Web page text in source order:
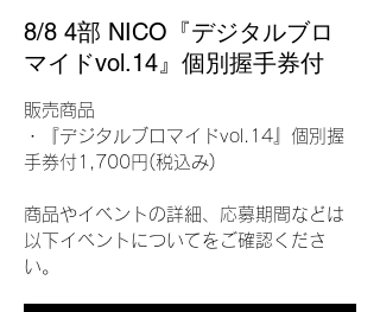
8/8 4部 NICO『デジタルブロ
マイドvol.14』個別握手券付
販売商品
・『デジタルブロマイドvol.14』個別握
手券付1,700円(税込み)
商品やイベントの詳細、応募期間などは
以下イベントについてをご確認くださ
い。